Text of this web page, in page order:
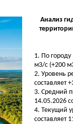
Анализ
1. По городу
м3/с (+200
2. Уровень
составляет
3. Средний
14.05.2026
4. Текущий
составляет